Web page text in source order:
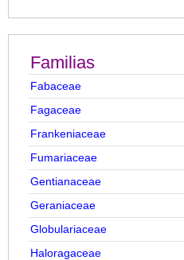
Familias
Fabaceae
Fagaceae
Frankeniaceae
Fumariaceae
Gentianaceae
Geraniaceae
Globulariaceae
Haloragaceae